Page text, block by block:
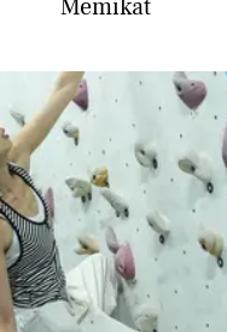
Memikat